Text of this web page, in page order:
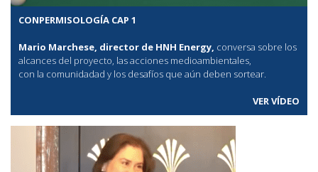
CONPERMISOLOGÍA CAP 1
Mario Marchese, director de HNH Energy, conversa sobre los
alcances del proyecto, las acciones medioambientales,
con la comunidadad y los desafíos que aún deben sortear.
VER VÍDEO